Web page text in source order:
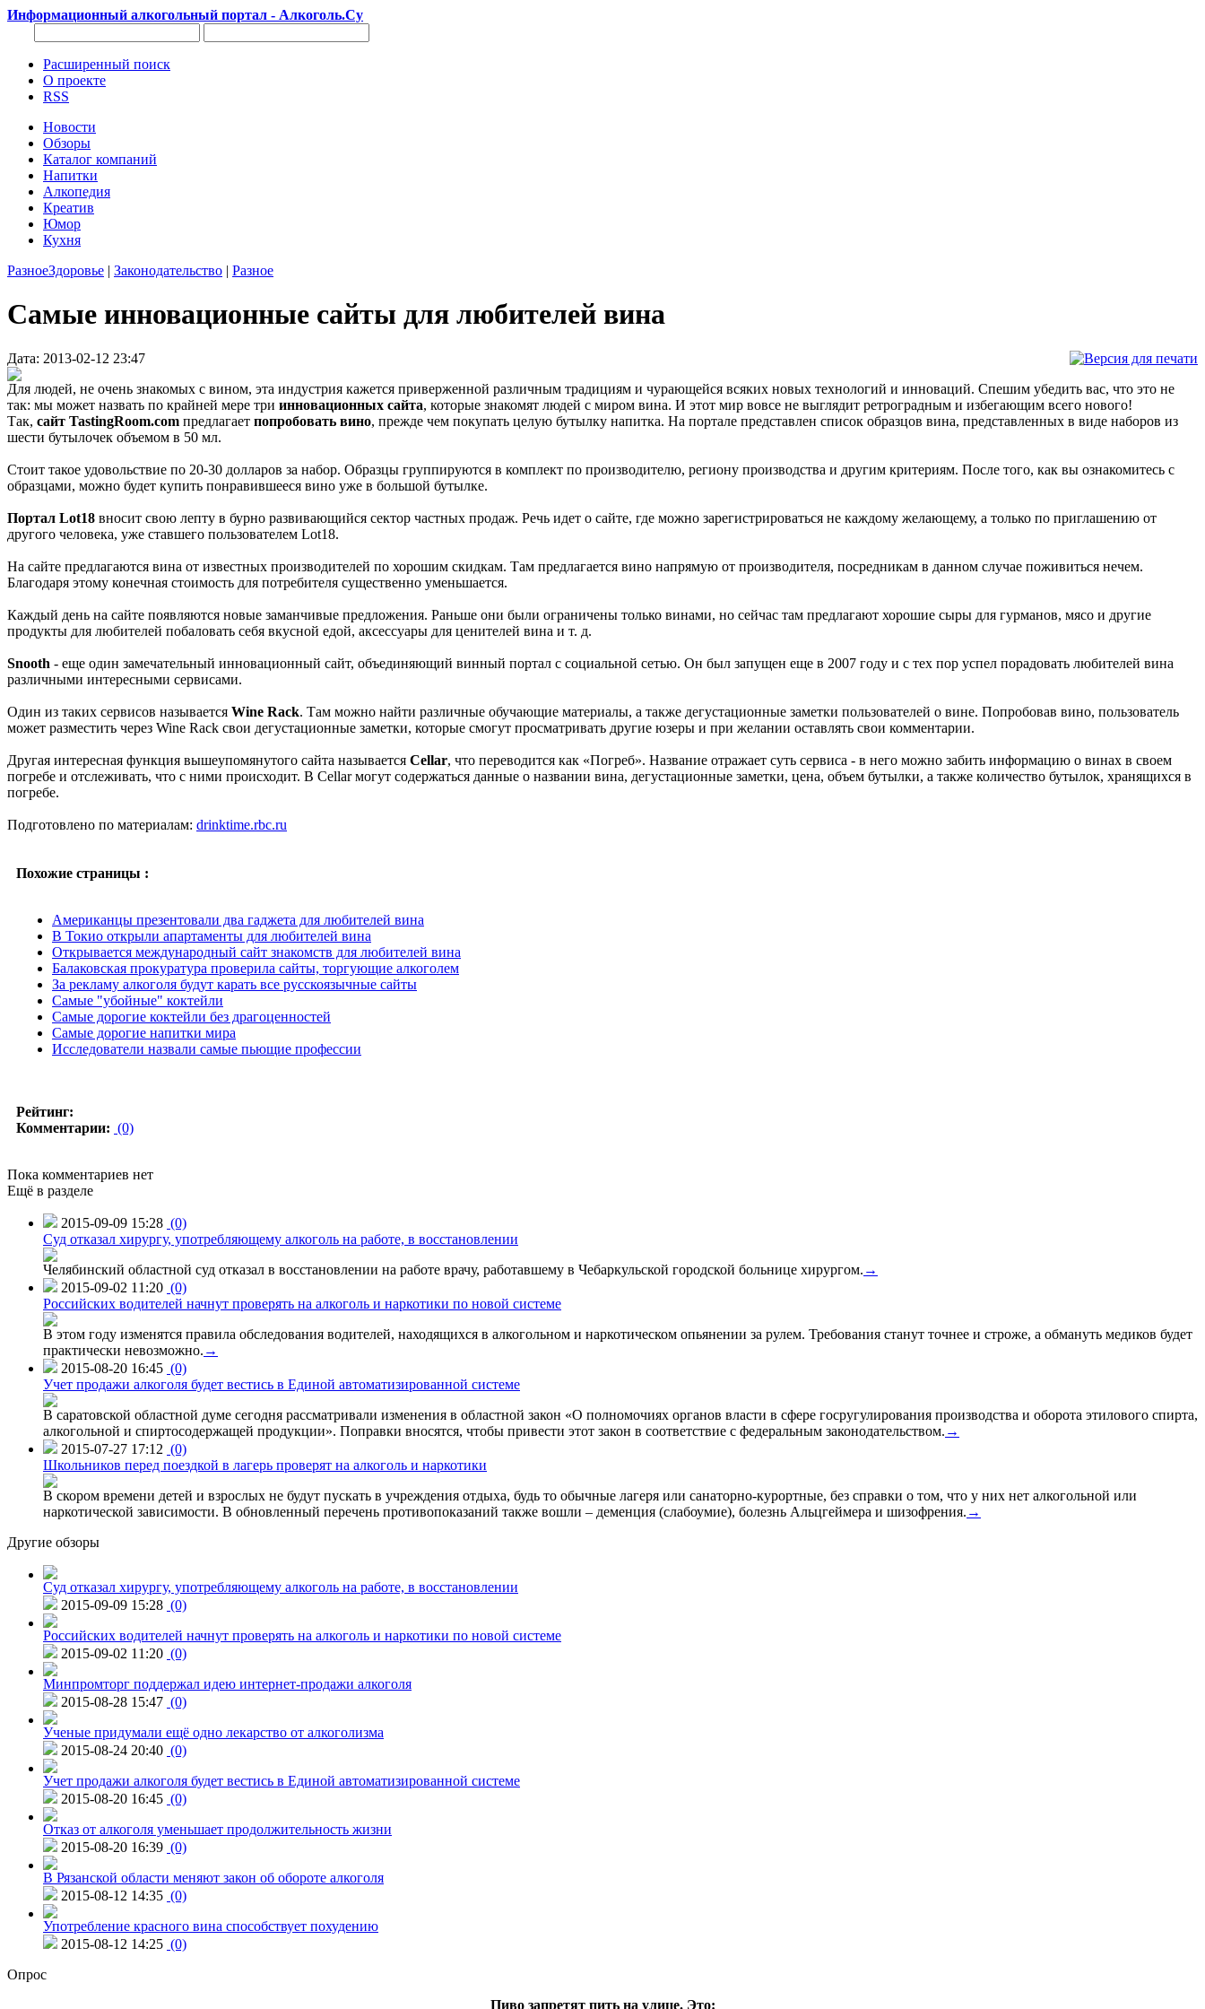
Информационный алкогольный портал - Алкоголь.Су
Расширенный поиск
О проекте
RSS
Новости
Обзоры
Каталог компаний
Напитки
Алкопедия
Креатив
Юмор
Кухня
РазноеЗдоровье | Законодательство | Разное
Самые инновационные сайты для любителей вина
Дата: 2013-02-12 23:47
Для людей, не очень знакомых с вином, эта индустрия кажется приверженной различным традициям и чурающейся всяких новых технологий и инноваций. Спешим убедить вас, что это не
так: мы может назвать по крайней мере три инновационных сайта, которые знакомят людей с миром вина. И этот мир вовсе не выглядит ретроградным и избегающим всего нового!
Так, сайт TastingRoom.com предлагает попробовать вино, прежде чем покупать целую бутылку напитка. На портале представлен список образцов вина, представленных в виде наборов из
шести бутылочек объемом в 50 мл.
Стоит такое удовольствие по 20-30 долларов за набор. Образцы группируются в комплект по производителю, региону производства и другим критериям. После того, как вы ознакомитесь с
образцами, можно будет купить понравившееся вино уже в большой бутылке.
Портал Lot18 вносит свою лепту в бурно развивающийся сектор частных продаж. Речь идет о сайте, где можно зарегистрироваться не каждому желающему, а только по приглашению от
другого человека, уже ставшего пользователем Lot18.
На сайте предлагаются вина от известных производителей по хорошим скидкам. Там предлагается вино напрямую от производителя, посредникам в данном случае поживиться нечем.
Благодаря этому конечная стоимость для потребителя существенно уменьшается.
Каждый день на сайте появляются новые заманчивые предложения. Раньше они были ограничены только винами, но сейчас там предлагают хорошие сыры для гурманов, мясо и другие
продукты для любителей побаловать себя вкусной едой, аксессуары для ценителей вина и т. д.
Snooth - еще один замечательный инновационный сайт, объединяющий винный портал с социальной сетью. Он был запущен еще в 2007 году и с тех пор успел порадовать любителей вина
различными интересными сервисами.
Один из таких сервисов называется Wine Rack. Там можно найти различные обучающие материалы, а также дегустационные заметки пользователей о вине. Попробовав вино, пользователь
может разместить через Wine Rack свои дегустационные заметки, которые смогут просматривать другие юзеры и при желании оставлять свои комментарии.
Другая интересная функция вышеупомянутого сайта называется Cellar, что переводится как «Погреб». Название отражает суть сервиса - в него можно забить информацию о винах в своем
погребе и отслеживать, что с ними происходит. В Cellar могут содержаться данные о названии вина, дегустационные заметки, цена, объем бутылки, а также количество бутылок, хранящихся в
погребе.
Подготовлено по материалам: drinktime.rbc.ru
Похожие страницы :
Американцы презентовали два гаджета для любителей вина
В Токио открыли апартаменты для любителей вина
Открывается международный сайт знакомств для любителей вина
Балаковская прокуратура проверила сайты, торгующие алкоголем
За рекламу алкоголя будут карать все русскоязычные сайты
Самые "убойные" коктейли
Самые дорогие коктейли без драгоценностей
Самые дорогие напитки мира
Исследователи назвали самые пьющие профессии
Рейтинг:
Комментарии: (0)
Пока комментариев нет
Ещё в разделе
2015-09-09 15:28 (0)
Суд отказал хирургу, употребляющему алкоголь на работе, в восстановлении
Челябинский областной суд отказал в восстановлении на работе врачу, работавшему в Чебаркульской городской больнице хирургом. →
2015-09-02 11:20 (0)
Российских водителей начнут проверять на алкоголь и наркотики по новой системе
В этом году изменятся правила обследования водителей, находящихся в алкогольном и наркотическом опьянении за рулем. Требования станут точнее и строже, а обмануть медиков будет
практически невозможно. →
2015-08-20 16:45 (0)
Учет продажи алкоголя будет вестись в Единой автоматизированной системе
В саратовской областной думе сегодня рассматривали изменения в областной закон «О полномочиях органов власти в сфере госругулирования производства и оборота этилового спирта,
алкогольной и спиртосодержащей продукции». Поправки вносятся, чтобы привести этот закон в соответствие с федеральным законодательством. →
2015-07-27 17:12 (0)
Школьников перед поездкой в лагерь проверят на алкоголь и наркотики
В скором времени детей и взрослых не будут пускать в учреждения отдыха, будь то обычные лагеря или санаторно-курортные, без справки о том, что у них нет алкогольной или
наркотической зависимости. В обновленный перечень противопоказаний также вошли – деменция (слабоумие), болезнь Альцгеймера и шизофрения. →
Другие обзоры
Суд отказал хирургу, употребляющему алкоголь на работе, в восстановлении
2015-09-09 15:28 (0)
Российских водителей начнут проверять на алкоголь и наркотики по новой системе
2015-09-02 11:20 (0)
Минпромторг поддержал идею интернет-продажи алкоголя
2015-08-28 15:47 (0)
Ученые придумали ещё одно лекарство от алкоголизма
2015-08-24 20:40 (0)
Учет продажи алкоголя будет вестись в Единой автоматизированной системе
2015-08-20 16:45 (0)
Отказ от алкоголя уменьшает продолжительность жизни
2015-08-20 16:39 (0)
В Рязанской области меняют закон об обороте алкоголя
2015-08-12 14:35 (0)
Употребление красного вина способствует похудению
2015-08-12 14:25 (0)
Опрос
Пиво запретят пить на улице. Это: